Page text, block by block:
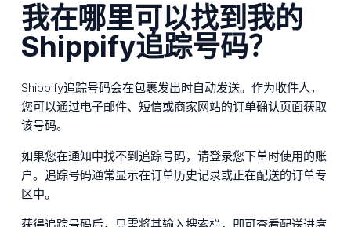
我在哪里可以找到我的
Shippify追踪号码？
Shippify追踪号码会在包裹发出时自动发送。作为收件人，
您可以通过电子邮件、短信或商家网站的订单确认页面获取
该号码。
如果您在通知中找不到追踪号码，请登录您下单时使用的账
户。追踪号码通常显示在订单历史记录或正在配送的订单专
区中。